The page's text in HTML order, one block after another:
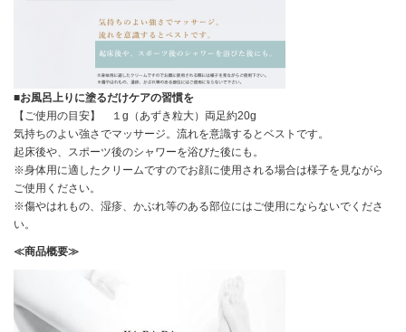
■お風呂上りに塗るだけケアの習慣を
【ご使用の目安】 １g（あずき粒大）両足約20g
気持ちのよい強さでマッサージ。流れを意識するとベストです。
起床後や、スポーツ後のシャワーを浴びた後にも。
※身体用に適したクリームですのでお顔に使用される場合は様子を見ながら
ご使用ください。
※傷やはれもの、湿疹、かぶれ等のある部位にはご使用にならないでくださ
い。
≪商品概要≫